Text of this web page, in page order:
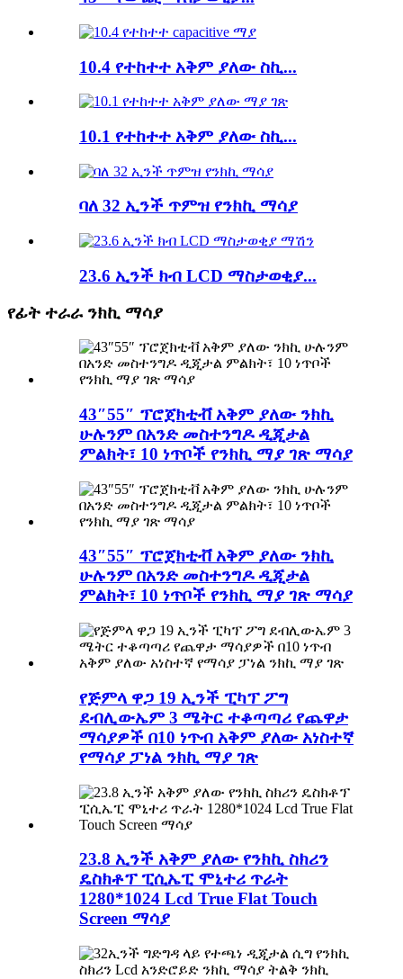
10.4 የተከተተ አቅም ያለው ስኪ...
10.1 የተከተተ አቅም ያለው ስኪ...
ባለ 32 ኢንች ጥምዝ የንክኪ ማሳያ
23.6 ኢንች ክብ LCD ማስታወቂያ...
የፊት ተራራ ንክኪ ማሳያ
43″55″ ፕሮጀክቲቭ አቅም ያለው ንክኪ
ሁሉንም በአንድ መስተንግዶ ዲጂታል
ምልክት፣ 10 ነጥቦች የንክኪ ማያ ገጽ ማሳያ
43″55″ ፕሮጀክቲቭ አቅም ያለው ንክኪ
ሁሉንም በአንድ መስተንግዶ ዲጂታል
ምልክት፣ 10 ነጥቦች የንክኪ ማያ ገጽ ማሳያ
የጅምላ ዋጋ 19 ኢንች ፒካፕ ፖግ
ደብሊውኤም 3 ሜትር ተቆጣጣሪ የጨዋታ
ማሳያዎች በ10 ነጥብ አቅም ያለው አነስተኛ
የማሳያ ፓነል ንክኪ ማያ ገጽ
23.8 ኢንች አቅም ያለው የንክኪ ስክሪን
ዴስክቶፕ ፒሲኤፒ ሞኒተሪ ጥራት
1280*1024 Lcd True Flat Touch
Screen ማሳያ